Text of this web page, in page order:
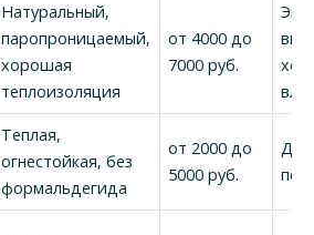
Натуральный,
паропроницаемый,
хорошая
теплоизоляция
от 4000 до
7000 руб.
Теплая,
огнестойкая, без
формальдегида
от 2000 до
5000 руб.